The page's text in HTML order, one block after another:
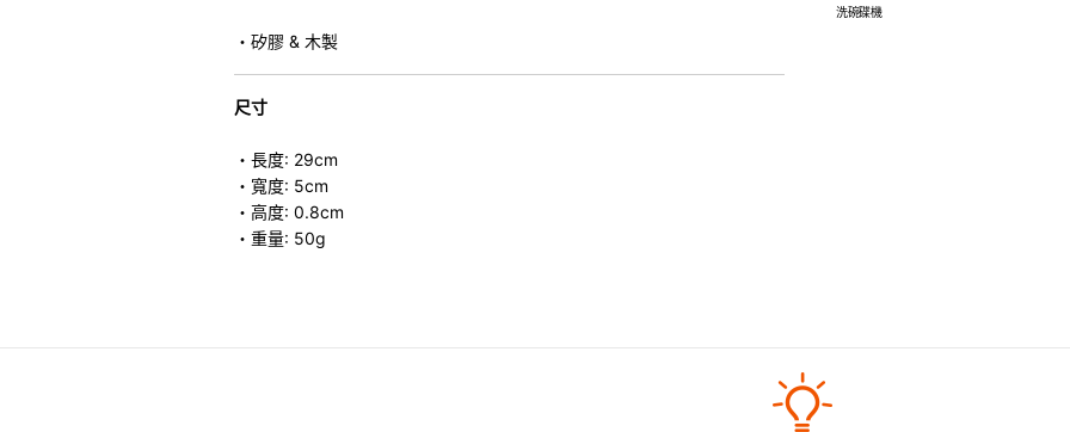
・矽膠 & 木製
尺寸
・長度: 29cm
・寬度: 5cm
・高度: 0.8cm
・重量: 50g
洗碗碟機